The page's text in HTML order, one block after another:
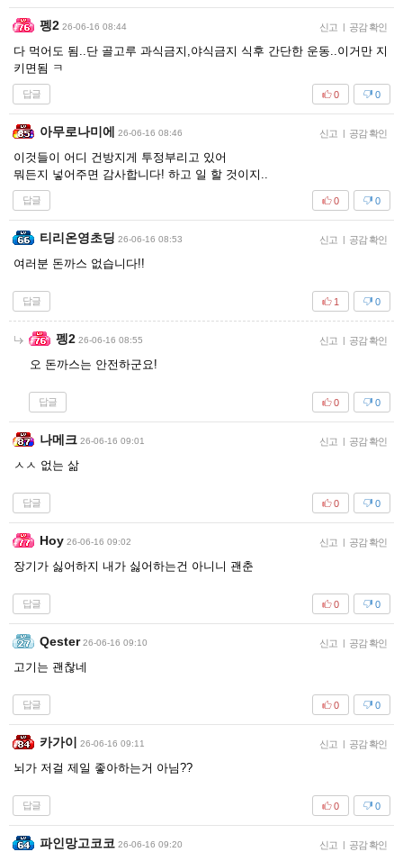
펭2 26-06-16 08:44 신고 | 공감 확인
다 먹어도 됨..단 골고루 과식금지,야식금지 식후 간단한 운동..이거만 지
키면됨 ㅋ
답글 0
0
아무로나미에 26-06-16 08:46 신고 | 공감 확인
이것들이 어디 건방지게 투정부리고 있어
뭐든지 넣어주면 감사합니다! 하고 일 할 것이지..
답글 0
0
티리온영초딩 26-06-16 08:53 신고 | 공감 확인
여러분 돈까스 없습니다!!
답글 0
1
펭2 26-06-16 08:55 신고 | 공감 확인
오 돈까스는 안전하군요!
답글 0
0
나메크 26-06-16 09:01 신고 | 공감 확인
ㅅㅅ 없는 삶
답글 0
0
Hoy 26-06-16 09:02 신고 | 공감 확인
장기가 싫어하지 내가 싫어하는건 아니니 괜춘
답글 0
0
Qester 26-06-16 09:10 신고 | 공감 확인
고기는 괜찮네
답글 0
0
카가이 26-06-16 09:11 신고 | 공감 확인
뇌가 저걸 제일 좋아하는거 아님??
답글 0
0
파인망고코코 26-06-16 09:20 신고 | 공감 확인